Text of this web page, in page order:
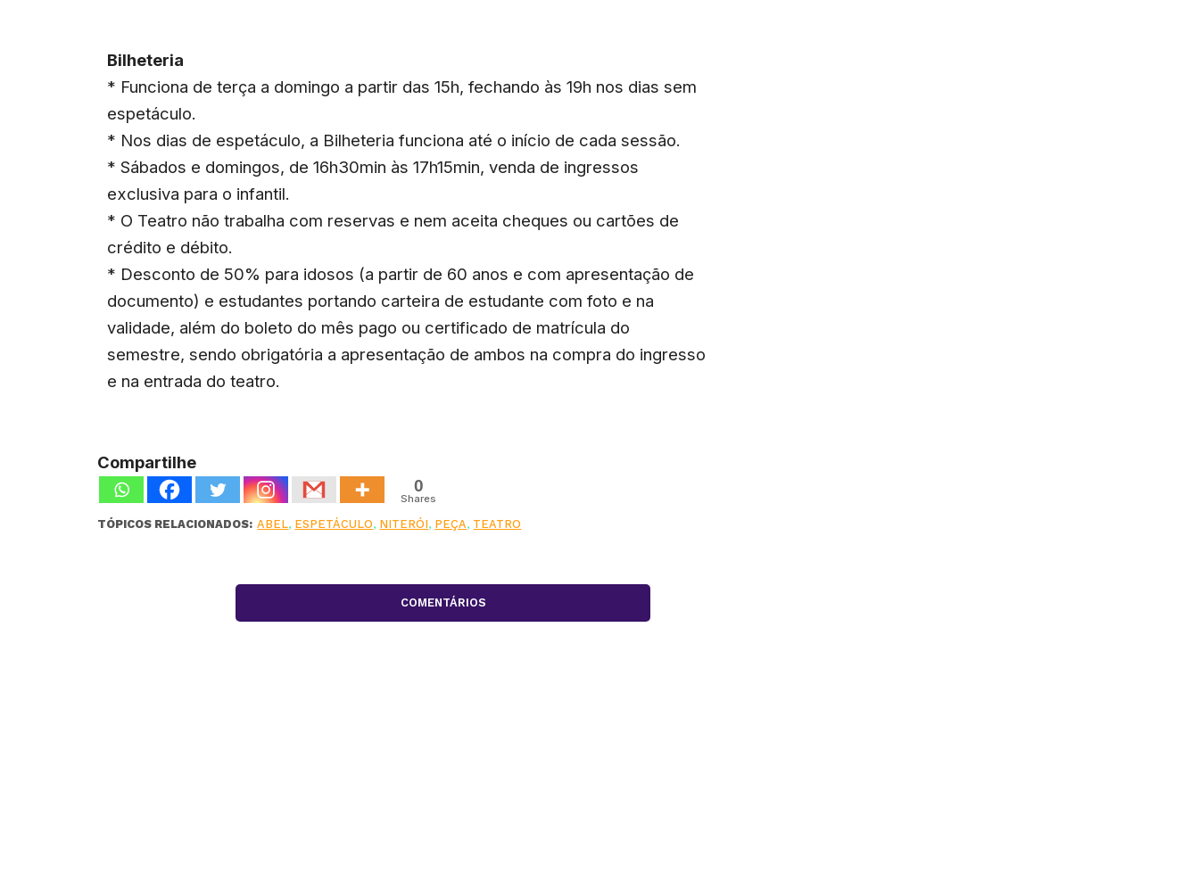
Bilheteria
* Funciona de terça a domingo a partir das 15h, fechando às 19h nos dias sem
espetáculo.
* Nos dias de espetáculo, a Bilheteria funciona até o início de cada sessão.
* Sábados e domingos, de 16h30min às 17h15min, venda de ingressos
exclusiva para o infantil.
* O Teatro não trabalha com reservas e nem aceita cheques ou cartões de
crédito e débito.
* Desconto de 50% para idosos (a partir de 60 anos e com apresentação de
documento) e estudantes portando carteira de estudante com foto e na
validade, além do boleto do mês pago ou certificado de matrícula do
semestre, sendo obrigatória a apresentação de ambos na compra do ingresso
e na entrada do teatro.
Compartilhe
0
Shares
TÓPICOS RELACIONADOS: ABEL, ESPETÁCULO, NITERÓI, PEÇA, TEATRO
COMENTÁRIOS